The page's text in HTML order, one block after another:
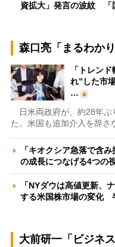
資拡大」発言の波紋 「
森口亮「まるわかり
「トレン
れ”した市
…
日米両政府が、約28年ぶ
た。米国も追加介入を辞さ
「キオクシア急落で含
の成長につなげる4つ
「NYダウは高値更新、
する米国株市場の変化
大前研一「ビジネ